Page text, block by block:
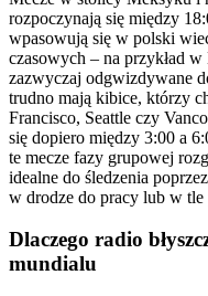
rozpoczynają się między
wpasowują się w polski
czasowych – na przykład
zazwyczaj odgwizdywane
trudno mają kibice, którzy
Francisco, Seattle czy
się dopiero między 3:00 a
te mecze fazy grupowej
idealne do śledzenia
w drodze do pracy lub w
Dlaczego radio
mundialu